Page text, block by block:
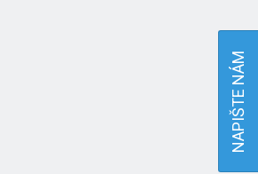
NAPIŠTE NÁM